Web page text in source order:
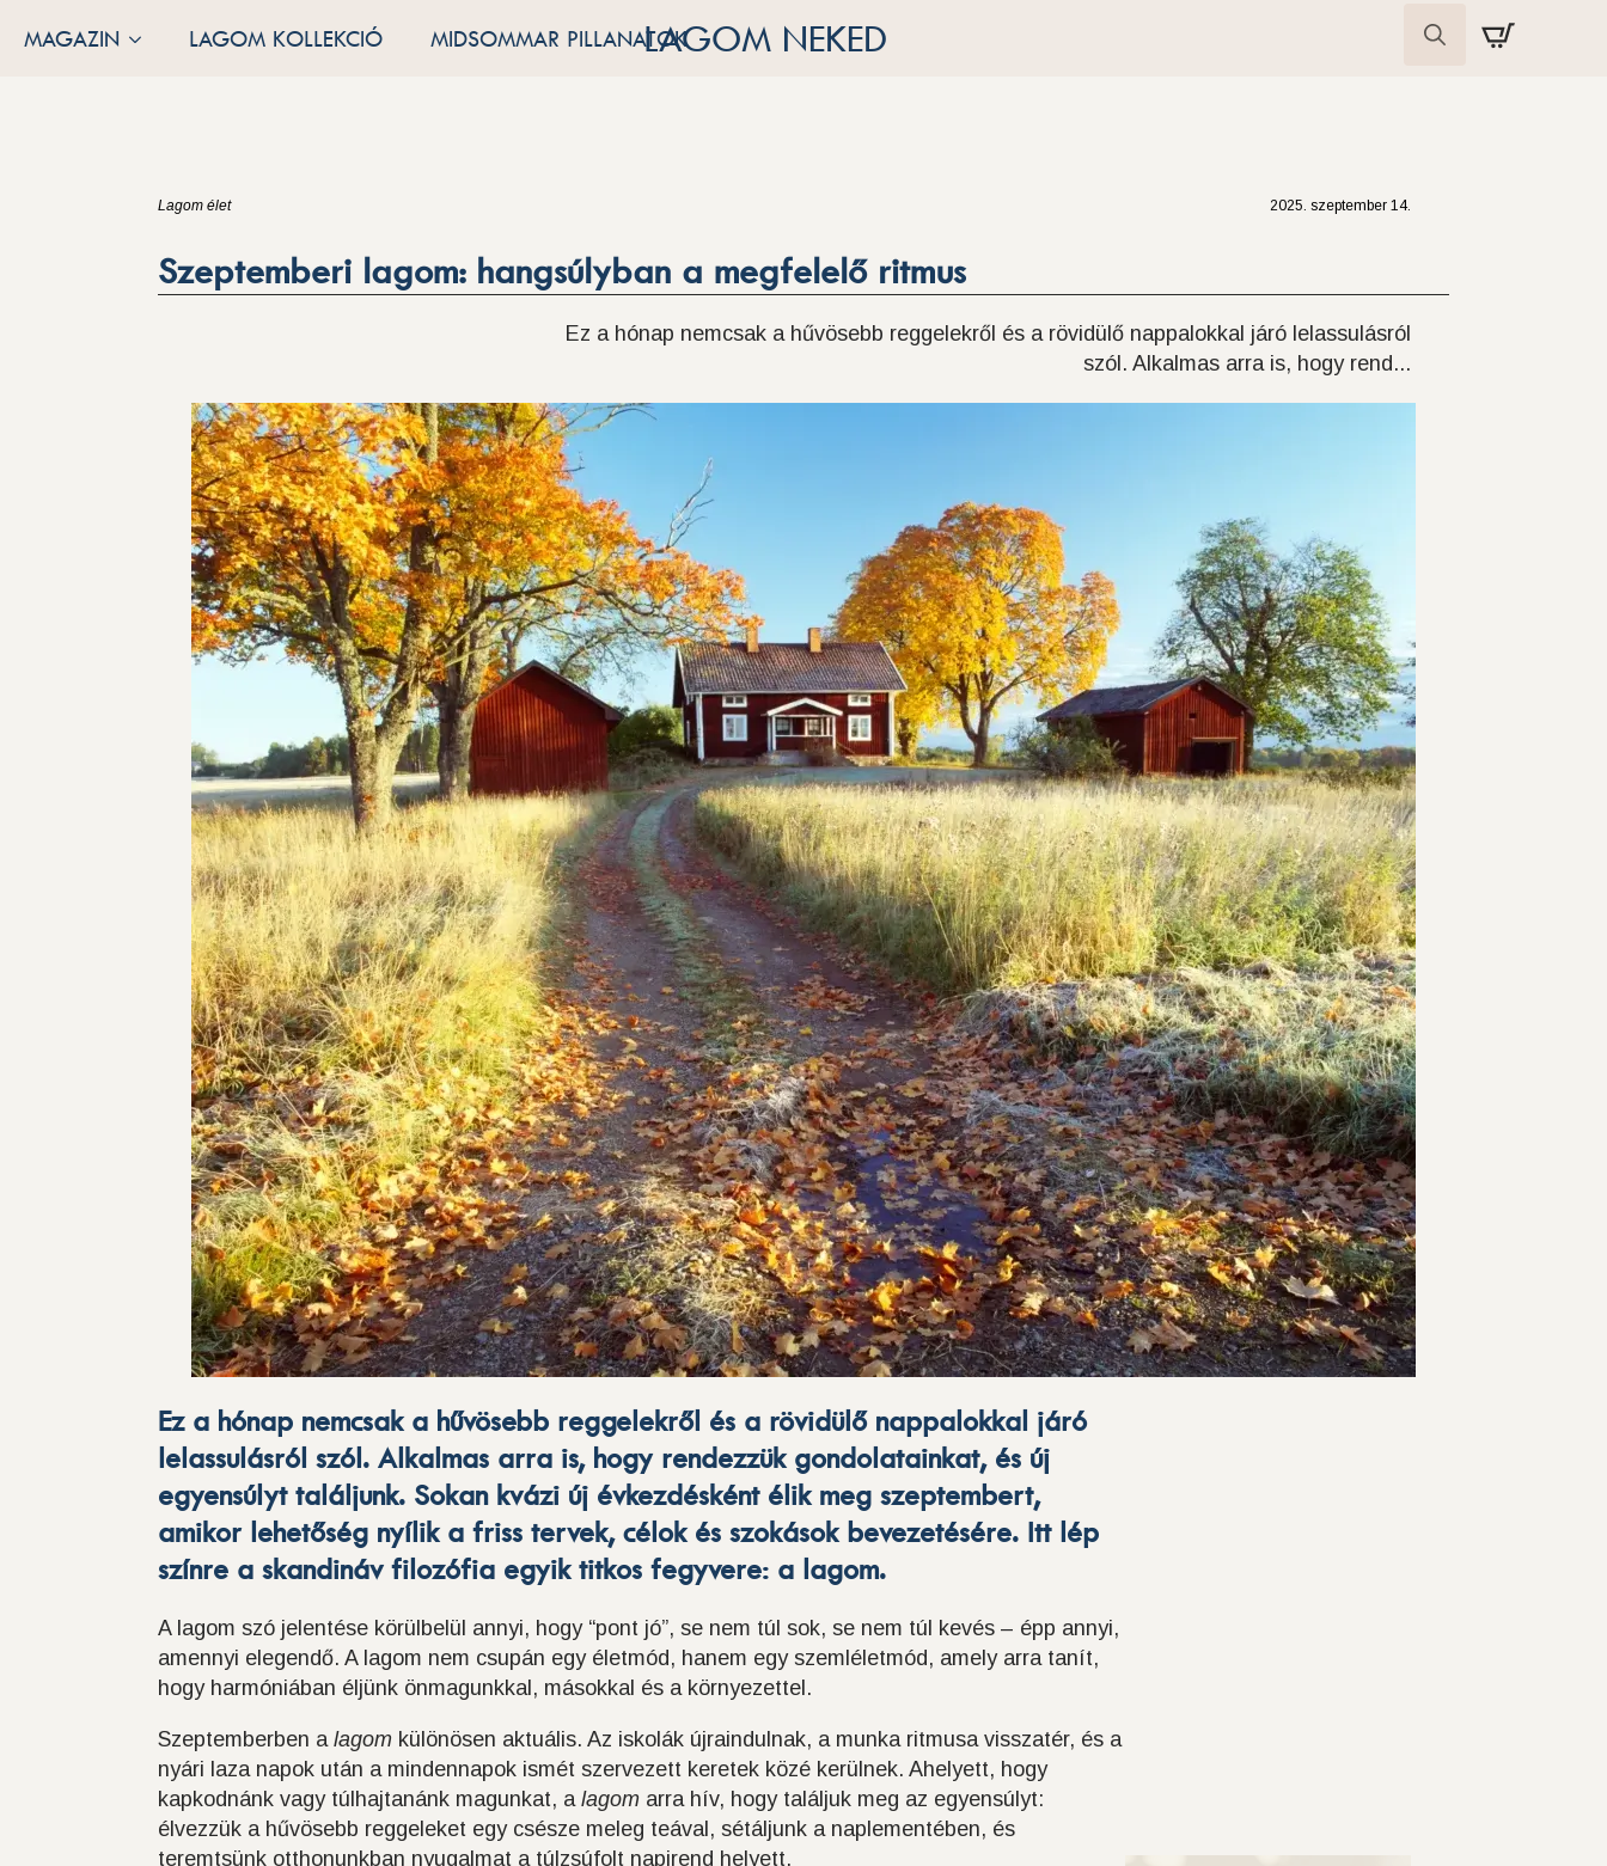
MAGAZIN LAGOM KOLLEKCIÓ MIDSOMMAR PILLANATOKLAGOM NEKED
Lagom élet
Szeptemberi lagom: hangsúlyban a megfelelő ritmus
2025. szeptember 14.
Ez a hónap nemcsak a hűvösebb reggelekről és a rövidülő nappalokkal járó lelassulásról
szól. Alkalmas arra is, hogy rend...
Ez a hónap nemcsak a hűvösebb reggelekről és a rövidülő nappalokkal járó
lelassulásról szól. Alkalmas arra is, hogy rendezzük gondolatainkat, és új
egyensúlyt találjunk. Sokan kvázi új évkezdésként élik meg szeptembert,
amikor lehetőség nyílik a friss tervek, célok és szokások bevezetésére. Itt lép
színre a skandináv filozófia egyik titkos fegyvere: a lagom.
A lagom szó jelentése körülbelül annyi, hogy “pont jó”, se nem túl sok, se nem túl kevés – épp annyi,
amennyi elegendő. A lagom nem csupán egy életmód, hanem egy szemléletmód, amely arra tanít,
hogy harmóniában éljünk önmagunkkal, másokkal és a környezettel.
Szeptemberben a lagom különösen aktuális. Az iskolák újraindulnak, a munka ritmusa visszatér, és a
nyári laza napok után a mindennapok ismét szervezett keretek közé kerülnek. Ahelyett, hogy
kapkodnánk vagy túlhajtanánk magunkat, a lagom arra hív, hogy találjuk meg az egyensúlyt:
élvezzük a hűvösebb reggeleket egy csésze meleg teával, sétáljunk a naplementében, és
teremtsünk otthonunkban nyugalmat a túlzsúfolt napirend helyett.